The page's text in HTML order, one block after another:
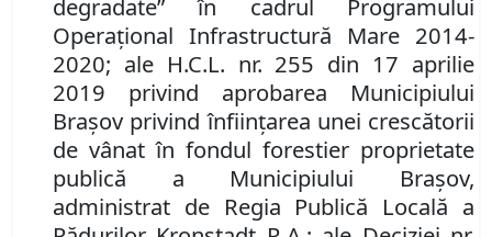
degradate” în cadrul Programului
Operaţional Infrastructură Mare 2014-
2020; ale H.C.L. nr. 255 din 17 aprilie
2019 privind aprobarea Municipiului
Braşov privind înfiinţarea unei crescătorii
de vânat în fondul forestier proprietate
publică a Municipiului Braşov,
administrat de Regia Publică Locală a